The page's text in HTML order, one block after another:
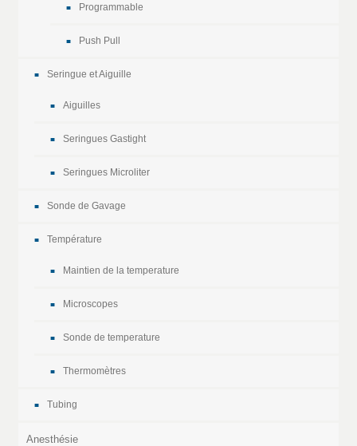
Programmable
Push Pull
Seringue et Aiguille
Aiguilles
Seringues Gastight
Seringues Microliter
Sonde de Gavage
Température
Maintien de la temperature
Microscopes
Sonde de temperature
Thermomètres
Tubing
Anesthésie